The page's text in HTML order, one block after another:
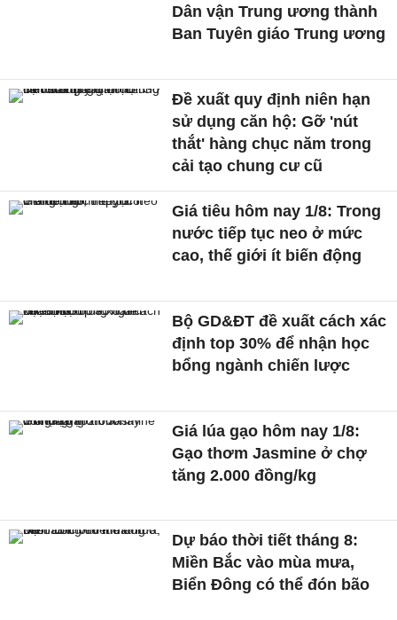
Dân vận Trung ương thành
Ban Tuyên giáo Trung ương
Đề xuất quy định niên hạn
sử dụng căn hộ: Gỡ 'nút
thắt' hàng chục năm trong
cải tạo chung cư cũ
Giá tiêu hôm nay 1/8: Trong
nước tiếp tục neo ở mức
cao, thế giới ít biến động
Bộ GD&ĐT đề xuất cách xác
định top 30% để nhận học
bổng ngành chiến lược
Giá lúa gạo hôm nay 1/8:
Gạo thơm Jasmine ở chợ
tăng 2.000 đồng/kg
Dự báo thời tiết tháng 8:
Miền Bắc vào mùa mưa,
Biển Đông có thể đón bão